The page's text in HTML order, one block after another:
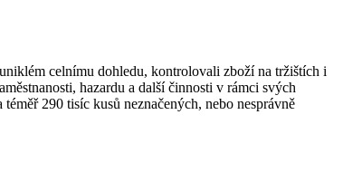
celnímu dohledu, kontrolovali zboží na tržištích i
hazardu a další činnosti v rámci svých
290 tisíc kusů neznačených, nebo nesprávně